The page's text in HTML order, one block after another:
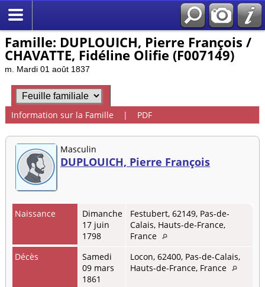
Famille: DUPLOUICH, Pierre François /
CHAVATTE, Fidéline Olifie (F007149)
m. Mardi 01 août 1837
Information sur la Famille | PDF
Masculin
DUPLOUICH, Pierre François
Naissance
Dimanche
17 juin
1798
Festubert, 62149, Pas-de-
Calais, Hauts-de-France,
France
Décès
Samedi
09 mars
1861
Locon, 62400, Pas-de-Calais,
Hauts-de-France, France